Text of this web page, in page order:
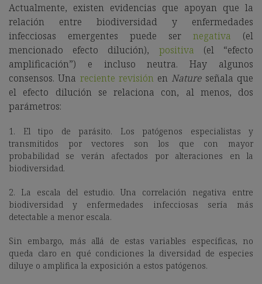
Actualmente, existen evidencias que apoyan que la
relación entre biodiversidad y enfermedades
infecciosas emergentes puede ser
negativa
(el
mencionado efecto dilución),
positiva
(el “efecto
amplificación”) e incluso neutra. Hay algunos
consensos. Una reciente revisión en Nature señala que
el efecto dilución se relaciona con, al menos, dos
parámetros:
1. El tipo de parásito. Los patógenos especialistas y
transmitidos por vectores son los que con mayor
probabilidad se verán afectados por alteraciones en la
biodiversidad.
2. La escala del estudio. Una correlación negativa entre
biodiversidad y enfermedades infecciosas sería más
detectable a menor escala.
Sin embargo, más allá de estas variables específicas, no
queda claro en qué condiciones la diversidad de especies
diluye o amplifica la exposición a estos patógenos.